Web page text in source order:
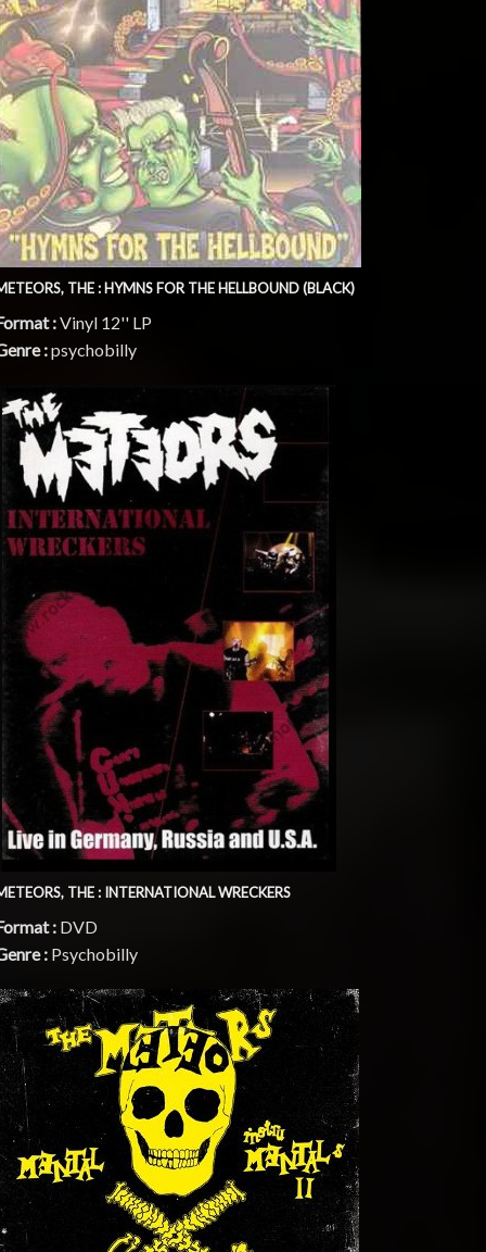
THE : HYMNS FOR THE HELLBOUND (BLACK)
:Vinyl 12'' LP
:psychobilly
THE : INTERNATIONAL WRECKERS
: DVD
: Psychobilly